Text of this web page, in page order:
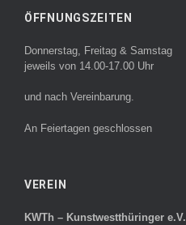
ÖFFNUNGSZEITEN
Donnerstag, Freitag & Samstag
jeweils von 14.00-17.00 Uhr
und nach Vereinbarung.
An Feiertagen geschlossen
VEREIN
KWTh – Kunstwestthüringer e.V.